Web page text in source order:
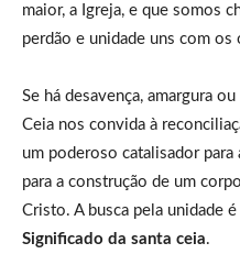
maior, a Igreja, e que somos
perdão e unidade uns com os
Se há desavença, amargura
Ceia nos convida à
um poderoso catalisador
para a construção de um
Cristo. A busca pela unidade
Significado da santa ceia.